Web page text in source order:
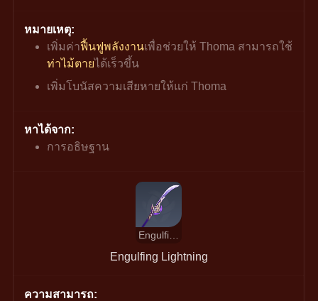
หมายเหตุ:
เพิ่มค่าฟื้นฟูพลังงานเพื่อช่วยให้ Thoma สามารถใช้
ท่าไม้ตายได้เร็วขึ้น
เพิ่มโบนัสความเสียหายให้แก่ Thoma
หาได้จาก:
การอธิษฐาน
Engulfing Lightning
Engulfing Lightning
ความสามารถ: